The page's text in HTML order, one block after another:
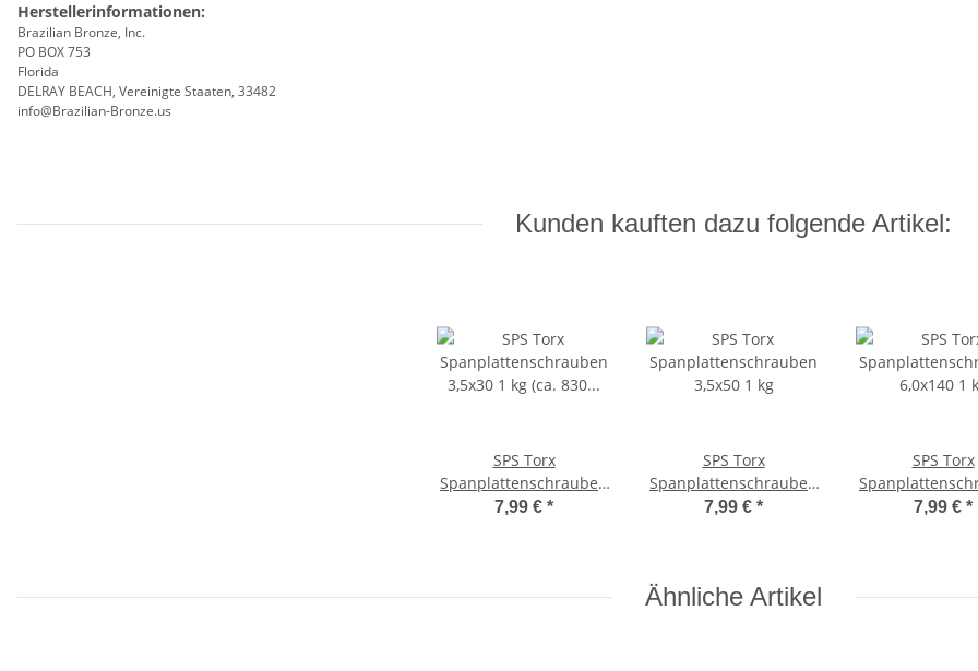
Herstellerinformationen:
Brazilian Bronze, Inc.
PO BOX 753
Florida
DELRAY BEACH, Vereinigte Staaten, 33482
info@Brazilian-Bronze.us
Kunden kauften dazu folgende Artikel:
SPS Torx
Spanplattenschrauben
3,5x30 1 kg (ca. 830
7,99 € *
SPS Torx
Spanplattenschrauben
3,5x50 1 kg
7,99 € *
SPS Torx
6,0x140 1 kg
7,99 € *
Ähnliche Artikel